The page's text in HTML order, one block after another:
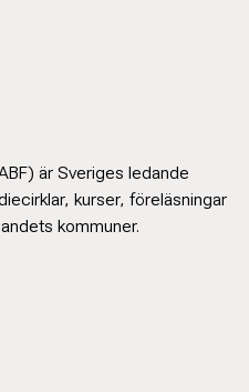
är Sveriges ledande
kurser, föreläsningar
kommuner.